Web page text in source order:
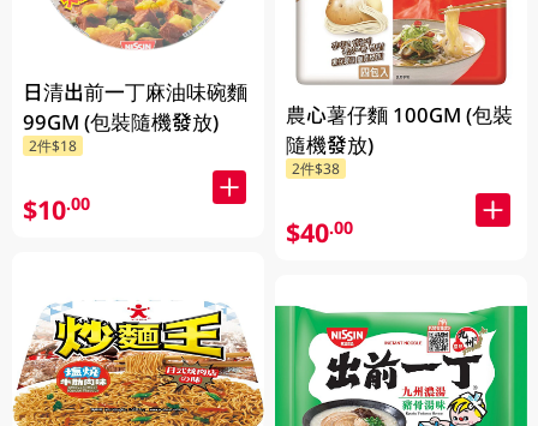
日清出前一丁麻油味碗麵
99GM (包裝隨機發放)
2件$18
$10.00
農心薯仔麵 100GM (包裝
隨機發放)
2件$38
$40.00